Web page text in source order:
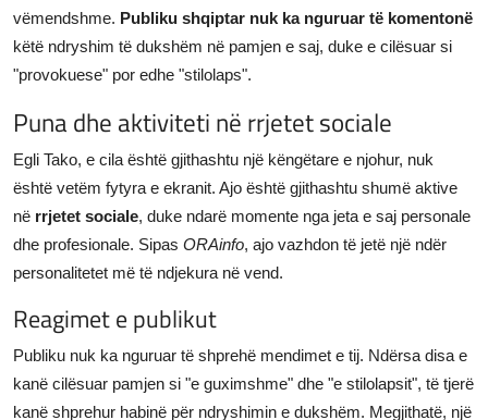
vëmendshme. Publiku shqiptar nuk ka nguruar të komentonë
këtë ndryshim të dukshëm në pamjen e saj, duke e cilësuar si
"provokuese" por edhe "stilolaps".
Puna dhe aktiviteti në rrjetet sociale
Egli Tako, e cila është gjithashtu një këngëtare e njohur, nuk
është vetëm fytyra e ekranit. Ajo është gjithashtu shumë aktive
në rrjetet sociale, duke ndarë momente nga jeta e saj personale
dhe profesionale. Sipas ORAinfo, ajo vazhdon të jetë një ndër
personalitetet më të ndjekura në vend.
Reagimet e publikut
Publiku nuk ka nguruar të shprehë mendimet e tij. Ndërsa disa e
kanë cilësuar pamjen si "e guximshme" dhe "e stilolapsit", të tjerë
kanë shprehur habinë për ndryshimin e dukshëm. Megjithatë, një